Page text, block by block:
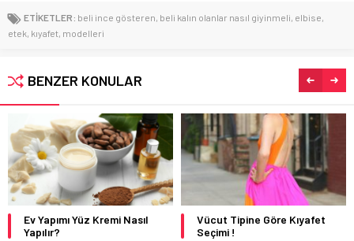
ETİKETLER: beli ince gösteren, beli kalın olanlar nasıl giyinmeli, elbise,
etek, kıyafet, modelleri
BENZER KONULAR
Vücut Tipine Göre Kıyafet
Seçimi !
Saat – Takı Kombini Çekiliş
Sonucu